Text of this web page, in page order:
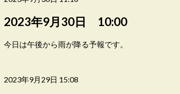
2023年9月30日 10:00
今日は午後から雨が降る予報です。
2023年9月29日 15:08